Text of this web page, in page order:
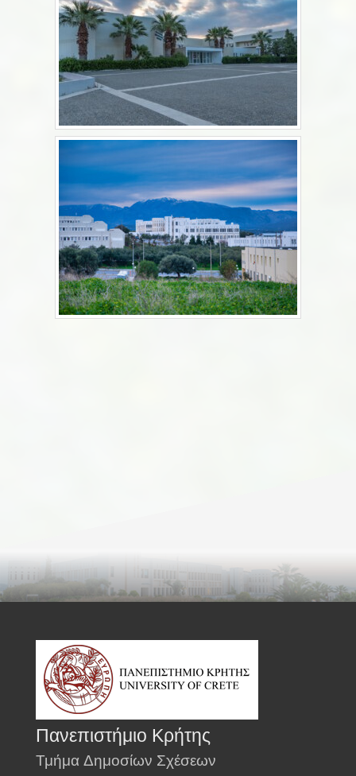
Πανεπιστήμιο Κρήτης
Τμήμα Δημοσίων Σχέσεων